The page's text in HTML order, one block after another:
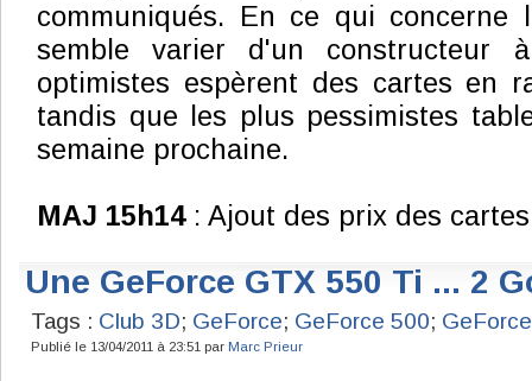
communiqués. En ce qui concerne
semble varier d'un constructeur
optimistes espèrent des cartes en
tandis que les plus pessimistes
semaine prochaine.
MAJ 15h14: Ajout des prix des
Une GeForce GTX 550 Ti ... 2
Tags : Club 3D; GeForce; GeForce 500;
Publié le 13/04/2011 à 23:51 par Marc Prieur